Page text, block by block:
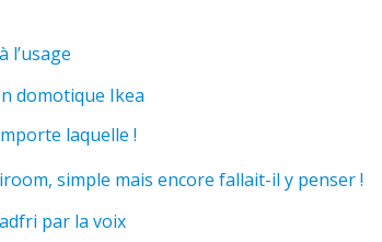
l’usage
domotique Ikea
laquelle !
simple mais encore fallait-il y penser !
par la voix